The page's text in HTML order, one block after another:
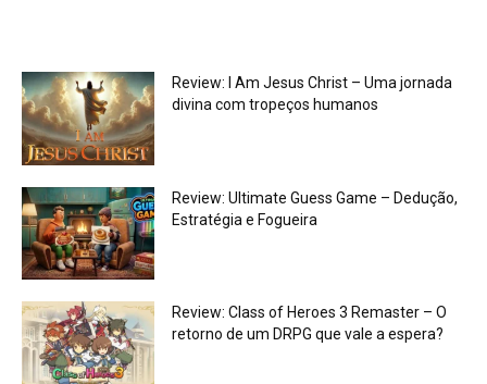
Review: I Am Jesus Christ – Uma jornada
divina com tropeços humanos
Review: Ultimate Guess Game – Dedução,
Estratégia e Fogueira
Review: Class of Heroes 3 Remaster – O
retorno de um DRPG que vale a espera?